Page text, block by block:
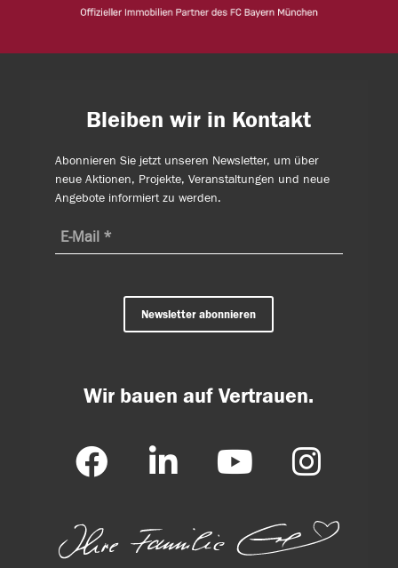
Bleiben wir in Kontakt
Abonnieren Sie jetzt unseren Newsletter, um über
neue Aktionen, Projekte, Veranstaltungen und neue
Angebote informiert zu werden.
Newsletter abonnieren
Wir bauen auf Vertrauen.